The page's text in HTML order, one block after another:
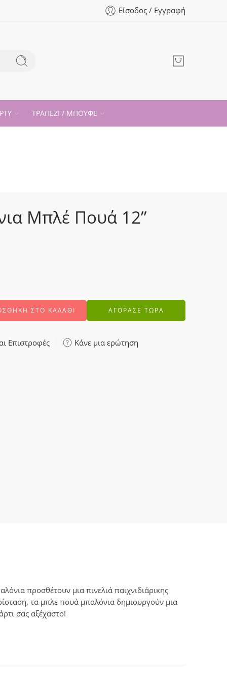
Είσοδος / Εγγραφή
ΤΡΑΠΕΖΙ / ΜΠΟΥΦΕ
Μπλέ Πουά 12”
ΣΤΟ ΚΑΛΆΘΙ ΑΓΟΡΑΣΕ ΤΩΡΑ
Επιστροφές Κάνε μια ερώτηση
προσθέτουν μια πινελιά παιχνιδιάρικης
τα μπλε πουά μπαλόνια δημιουργούν μια
σας αξέχαστο!